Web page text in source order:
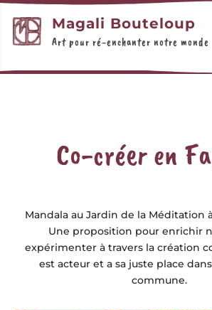
Magali Bouteloup
Art pour ré-enchanter notre monde
Co-créer en
Mandala au Jardin de la Méditation
Une proposition pour enrichir
expérimenter à travers la création
est acteur et a sa juste place
commune.